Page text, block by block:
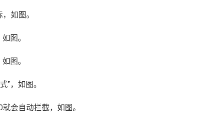
如图。
图。
图。
”，如图。
会自动拦截，如图。